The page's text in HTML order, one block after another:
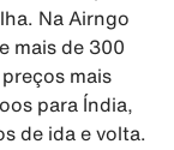
Na Airngo
mais de 300
mais
para Índia,
de ida e volta.